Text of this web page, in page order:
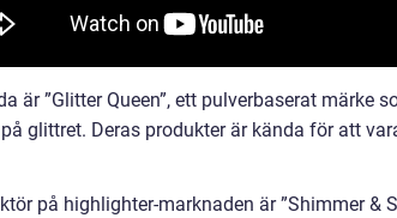
är ”Glitter Queen”, ett pulverbaserat märke
glittret. Deras produkter är kända för att
på highlighter-marknaden är ”Shimmer &